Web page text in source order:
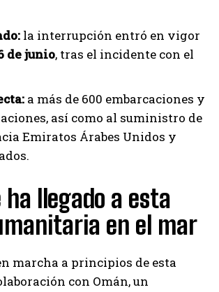
la interrupción entró en vigor
de junio, tras el incidente con el
a más de 600 embarcaciones y
así como al suministro de
Emiratos Árabes Unidos y
ha llegado a esta
en el mar
marcha a principios de esta
con Omán, un